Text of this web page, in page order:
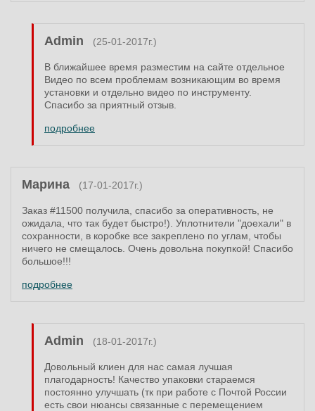
Admin (25-01-2017г.)
В ближайшее время разместим на сайте отдельное
Видео по всем проблемам возникающим во время
установки и отдельно видео по инструменту.
Спасибо за приятный отзыв.
подробнее
Марина (17-01-2017г.)
Заказ #11500 получила, спасибо за оперативность, не
ожидала, что так будет быстро!). Уплотнители "доехали" в
сохранности, в коробке все закреплено по углам, чтобы
ничего не смещалось. Очень довольна покупкой! Спасибо
большое!!!
подробнее
Admin (18-01-2017г.)
Довольный клиен для нас самая лучшая
плагодарность! Качество упаковки стараемся
постоянно улучшать (тк при работе с Почтой России
есть свои нюансы связанные с перемещением